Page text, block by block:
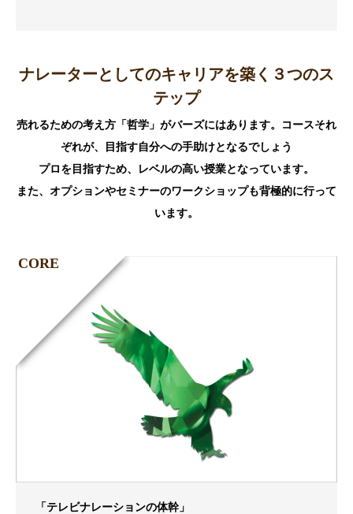
ナレーターとしてのキャリアを築く３つのス
テップ
売れるための考え方「哲学」がバーズにはあります。コースそれ
ぞれが、目指す自分への手助けとなるでしょう
プロを目指すため、レベルの高い授業となっています。
また、オプションやセミナーのワークショップも背極的に行って
います。
CORE
「テレビナレーションの体幹」